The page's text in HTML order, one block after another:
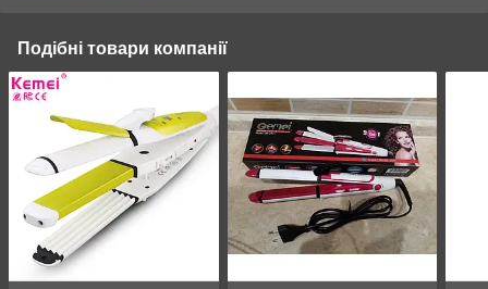
Подібні товари компанії